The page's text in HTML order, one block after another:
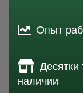
Опыт
Десятки
наличии